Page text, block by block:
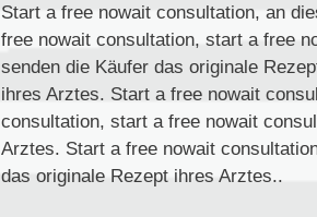
Start a free nowait consultation, an
free nowait consultation, start a free
senden die Käufer das originale
ihres Arztes. Start a free nowait
consultation, start a free nowait
Arztes. Start a free nowait
das originale Rezept ihres Arztes..